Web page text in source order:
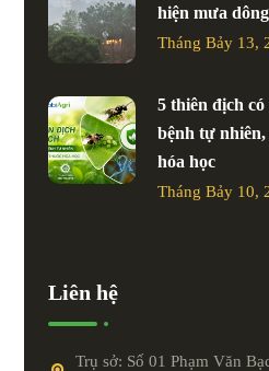
hiện mưa
Tháng Bảy 13,
5 thiên địch
bệnh tự
hóa học
Tháng Bảy 10,
Liên hệ
Trụ sở: Số 01 Phạm Văn